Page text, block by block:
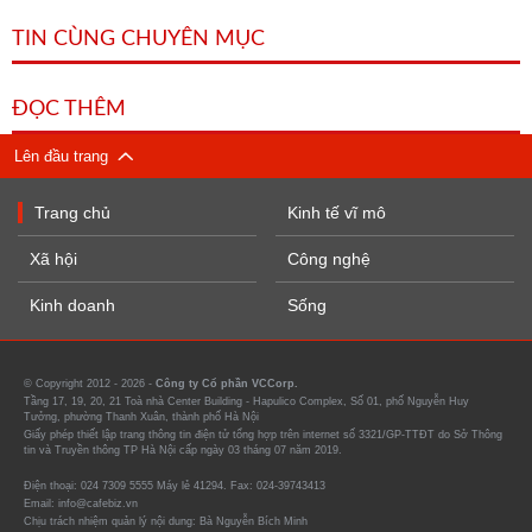
TIN CÙNG CHUYÊN MỤC
ĐỌC THÊM
Lên đầu trang
Trang chủ
Xã hội
Kinh doanh
Kinh tế vĩ mô
Công nghệ
Sống
© Copyright 2012 - 2026 - Công ty Cổ phần VCCorp.
Tầng 17, 19, 20, 21 Toà nhà Center Building - Hapulico Complex, Số 01, phố Nguyễn Huy
Tưởng, phường Thanh Xuân, thành phố Hà Nội
Giấy phép thiết lập trang thông tin điện tử tổng hợp trên internet số 3321/GP-TTĐT do Sở Thông
tin và Truyền thông TP Hà Nội cấp ngày 03 tháng 07 năm 2019.
Điện thoại: 024 7309 5555 Máy lẻ 41294. Fax: 024-39743413
Email: info@cafebiz.vn
Chịu trách nhiệm quản lý nội dung: Bà Nguyễn Bích Minh